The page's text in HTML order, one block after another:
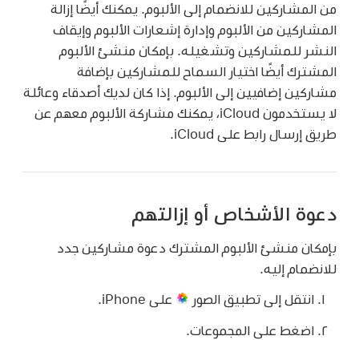
من المشاركين للانضمام إلى الألبوم. يمكنك أيضًا إزالة
المشاركين من الألبوم وإدارة إشعارات الألبوم وإيقاف
النشر للمشاركين وتشغيله. بإمكان منشئ الألبوم
المشترك أيضًا اختيار السماح للمشاركين بإضافة
مشاركين إضافيين إلى الألبوم. إذا كان لديك أصدقاء وعائلة
لا يستخدمون iCloud، يمكنك مشاركة الألبوم معهم عن
طريق إرسال رابط على iCloud.
دعوة الأشخاص أو إزالتهم
بإمكان منشئ الألبوم المشترك دعوة مشاركين جدد
للانضمام إليه.
انتقل إلى تطبيق الصور على iPhone.
اضغط على المجموعات.